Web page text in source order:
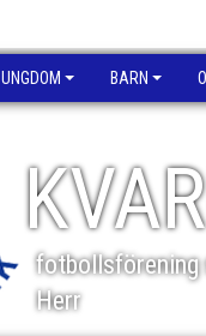
UNGDOM BARN
fotbollsförening
Herr